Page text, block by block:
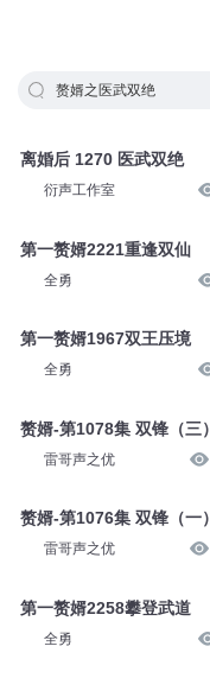
赘婿之医武双绝
离婚后 1270 医武双绝
衍声工作室
第一赘婿2221重逢双仙
全勇
第一赘婿1967双王压境
全勇
赘婿-第1078集 双锋（三）
雷哥声之优
赘婿-第1076集 双锋（一）
雷哥声之优
第一赘婿2258攀登武道
全勇